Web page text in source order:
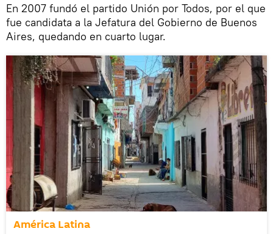
En 2007 fundó el partido Unión por Todos, por el que
fue candidata a la Jefatura del Gobierno de Buenos
Aires, quedando en cuarto lugar.
América Latina